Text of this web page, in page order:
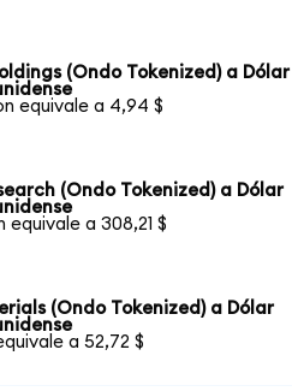
(Ondo Tokenized) a Dólar
equivale a 4,94 $
(Ondo Tokenized) a Dólar
equivale a 308,21 $
(Ondo Tokenized) a Dólar
a 52,72 $